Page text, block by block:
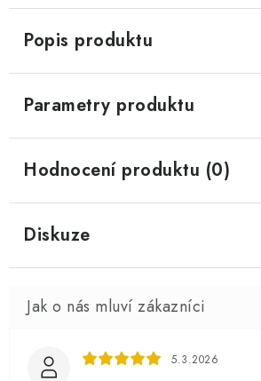
Popis produktu
Parametry produktu
Hodnocení produktu (0)
Diskuze
5.3.2026